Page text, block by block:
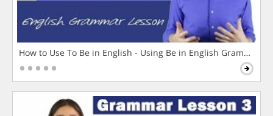
How to Use To Be in English - Using Be in English Grammar